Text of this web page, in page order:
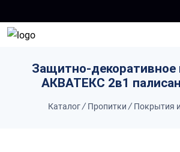
Защитно-декоративное
АКВАТЕКС 2в1
Каталог/ Пропитки / Покрытия